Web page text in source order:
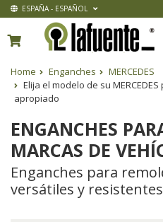
ESPAÑA - ESPAÑOL
Home Enganches
MERCEDES
Elija el modelo de su
apropiado
ENGANCHES
MARCAS DE
Enganches para
versátiles y resistentes